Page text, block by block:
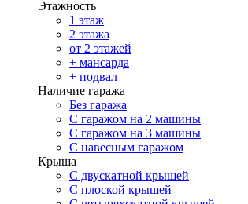
Этажность
1 этаж
2 этажа
от 2 этажей
+ мансарда
+ подвал
Наличие гаража
Без гаража
С гаражом на 2 машины
С гаражом на 3 машины
С навесным гаражом
Крыша
С двускатной крышей
С плоской крышей